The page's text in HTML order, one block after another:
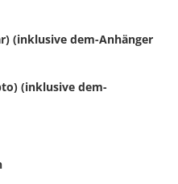
dem-Anhänger
(inklusive dem-